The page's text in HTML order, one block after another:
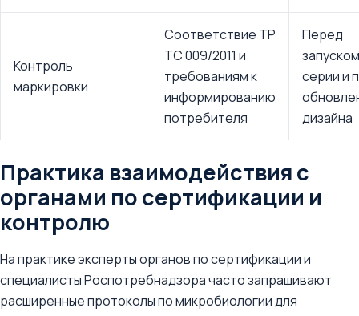
Контроль
маркировки
Соответствие ТР
ТС 009/2011 и
требованиям к
информированию
потребителя
Перед
запуском
серии и
дизайна
Практика взаимодействия с
органами по сертификации и
контролю
На практике эксперты органов по сертификации и
специалисты Роспотребнадзора часто запрашивают
расширенные протоколы по микробиологии для